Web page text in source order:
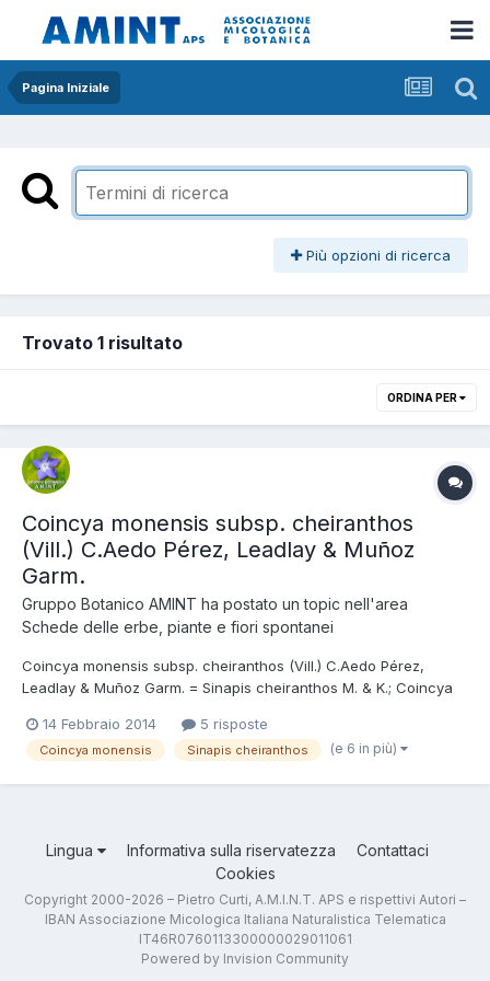
Pagina Iniziale
Più opzioni di ricerca
Trovato 1 risultato
ORDINA PER
Coincya monensis subsp. cheiranthos
(Vill.) C.Aedo Pérez, Leadlay & Muñoz
Garm.
Gruppo Botanico AMINT ha postato un topic nell'area
Schede delle erbe, piante e fiori spontanei
Coincya monensis subsp. cheiranthos (Vill.) C.Aedo Pérez,
Leadlay & Muñoz Garm. = Sinapis cheiranthos M. & K.; Coincya
monensis Auct. Fl. Ital. Tassonomia Ordine: Capparales Famiglia:
Brassicaceae Nome italiano Senape vi...
14 Febbraio 2014 5 risposte
Coincya monensis Sinapis cheiranthos (e 6 in più)
Lingua Informativa sulla riservatezza
Contattaci
Cookies
Copyright 2000-2026 – Pietro Curti, A.M.I.N.T. APS e rispettivi Autori –
IBAN Associazione Micologica Italiana Naturalistica Telematica
IT46R0760113300000029011061
Powered by Invision Community